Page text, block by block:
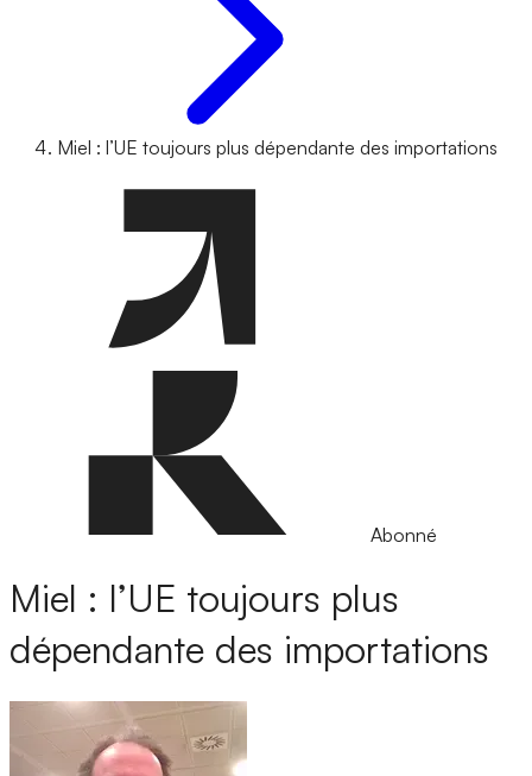
Miel : l’UE toujours plus dépendante des importations
Abonné
Miel : l’UE toujours plus
dépendante des importations